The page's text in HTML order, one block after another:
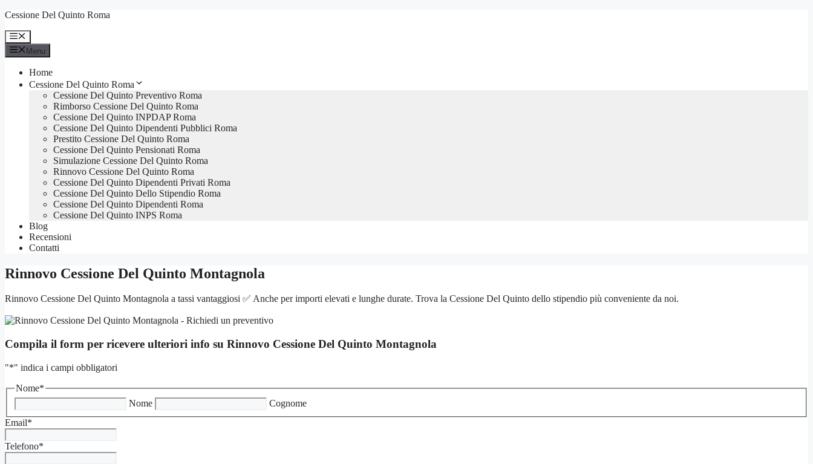
Vai
contenuto
Cessione Del Quinto Roma
Menu
Menu
Home
Cessione Del Quinto Roma
Cessione Del Quinto Preventivo Roma
Rimborso Cessione Del Quinto Roma
Cessione Del Quinto INPDAP Roma
Cessione Del Quinto Dipendenti Pubblici Roma
Prestito Cessione Del Quinto Roma
Cessione Del Quinto Pensionati Roma
Simulazione Cessione Del Quinto Roma
Rinnovo Cessione Del Quinto Roma
Cessione Del Quinto Dipendenti Privati Roma
Cessione Del Quinto Dello Stipendio Roma
Cessione Del Quinto Dipendenti Roma
Cessione Del Quinto INPS Roma
Blog
Recensioni
Contatti
Rinnovo Cessione Del Quinto Montagnola
Rinnovo Cessione Del Quinto Montagnola a tassi vantaggiosi ✅ Anche per importi elevati e lunghe durate. Trova la Cessione Del Quinto dello stipendio più conveniente da noi.
Compila il form per ricevere ulteriori info su Rinnovo Cessione Del Quinto Montagnola
"*" indica i campi obbligatori
Nome*
Nome
Cognome
Email*
Telefono*